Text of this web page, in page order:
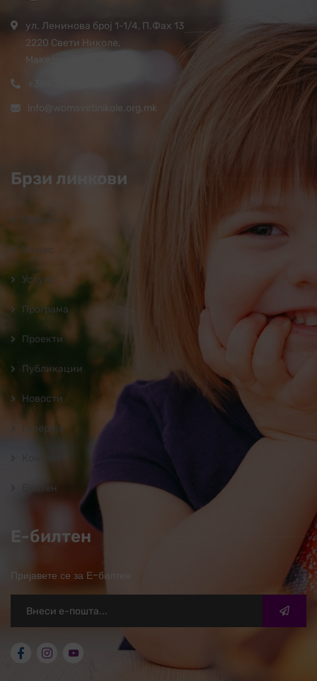
ул. Ленинова број 1-1/4, П.Фах 13
2220 Свети Николе,
Македонија
info@womsvetinikole.org.mk
Брзи линкови
Почетна
За нас
Услуги
Програмa
Проекти
Публикации
Новости
Галерија
Билтен
Е-билтен
Пријавете се за Е-билтен